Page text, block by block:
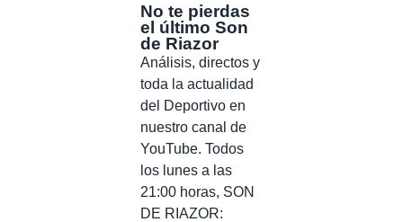
No te pierdas
el último Son
de Riazor
Análisis, directos y
toda la actualidad
del Deportivo en
nuestro canal de
YouTube. Todos
los lunes a las
21:00 horas, SON
DE RIAZOR: